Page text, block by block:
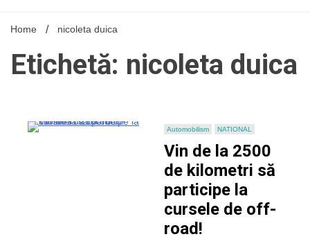
Home nicoleta duica
Etichetă: nicoleta duica
Automobilism NATIONAL
Vin de la 2500
de kilometri să
participe la
cursele de off-
road!